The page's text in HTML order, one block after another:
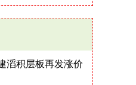
滔积层板再发涨价